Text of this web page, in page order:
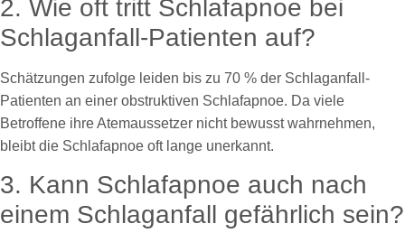
2. Wie oft tritt Schlafapnoe bei
Schlaganfall-Patienten auf?
Schätzungen zufolge leiden bis zu 70 % der Schlaganfall-
Patienten an einer obstruktiven Schlafapnoe. Da viele
Betroffene ihre Atemaussetzer nicht bewusst wahrnehmen,
bleibt die Schlafapnoe oft lange unerkannt.
3. Kann Schlafapnoe auch nach
einem Schlaganfall gefährlich sein?